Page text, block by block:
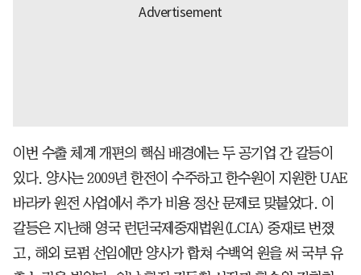
이번 수출 체계 개편의 핵심 배경에는 두 공기업 간 갈등이
있다. 양사는 2009년 한전이 수주하고 한수원이 지원한 UAE
바라카 원전 사업에서 추가 비용 정산 문제로 맞붙었다. 이
갈등은 지난해 영국 런던국제중재법원(LCIA) 중재로 번졌
고, 해외 로펌 선임에만 양사가 합쳐 수백억 원을 써 국부 유